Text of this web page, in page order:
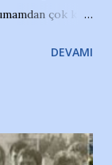
çok kısa
bir
DEVAMI